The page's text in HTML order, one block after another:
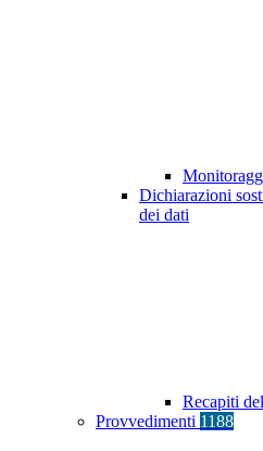
Dichiarazioni
dei dati
Recapiti
Provvedimenti 1188